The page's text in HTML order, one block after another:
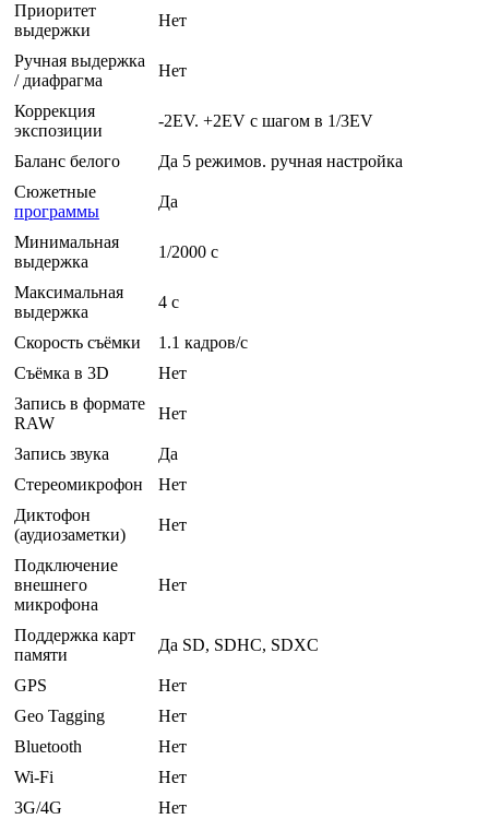
Приоритет
выдержки
Нет
Ручная выдержка
/ диафрагма
Нет
Коррекция
экспозиции
-2EV. +2EV с шагом в 1/3EV
Баланс белого
Да 5 режимов. ручная настройка
Сюжетные
программы
Да
Минимальная
выдержка
1/2000 c
Максимальная
выдержка
4 c
Скорость съёмки
1.1 кадров/с
Съёмка в 3D
Нет
Запись в формате
RAW
Нет
Запись звука
Да
Стереомикрофон
Нет
Диктофон
(аудиозаметки)
Нет
Подключение
внешнего
микрофона
Нет
Поддержка карт
памяти
Да SD, SDHC, SDXC
GPS
Нет
Geo Tagging
Нет
Bluetooth
Нет
Wi-Fi
Нет
3G/4G
Нет